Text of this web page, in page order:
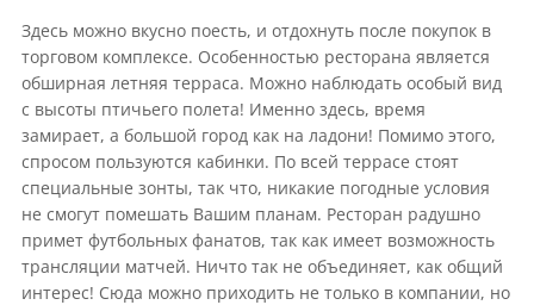
Здесь можно вкусно поесть, и отдохнуть после покупок в
торговом комплексе. Особенностью ресторана является
обширная летняя терраса. Можно наблюдать особый вид
с высоты птичьего полета! Именно здесь, время
замирает, а большой город как на ладони! Помимо этого,
спросом пользуются кабинки. По всей террасе стоят
специальные зонты, так что, никакие погодные условия
не смогут помешать Вашим планам. Ресторан радушно
примет футбольных фанатов, так как имеет возможность
трансляции матчей. Ничто так не объединяет, как общий
интерес! Сюда можно приходить не только в компании, но